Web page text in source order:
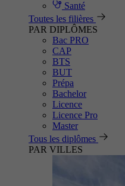
Santé
Toutes les filières
PAR DIPLÔMES
Bac PRO
CAP
BTS
BUT
Prépa
Bachelor
Licence
Licence Pro
Master
Tous les diplômes
PAR VILLES